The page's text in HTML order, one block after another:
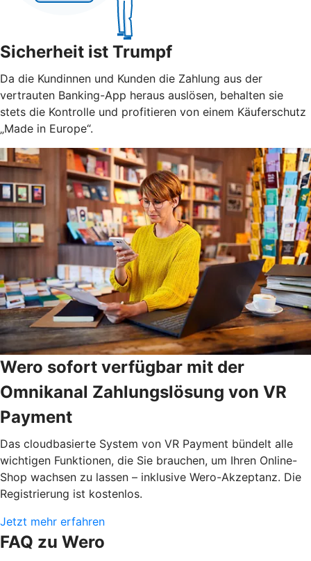
Sicherheit ist Trumpf
Da die Kundinnen und Kunden die Zahlung aus der
vertrauten Banking-App heraus auslösen, behalten sie
stets die Kontrolle und profitieren von einem Käuferschutz
„Made in Europe“.
Wero sofort verfügbar mit der
Omnikanal Zahlungslösung von VR
Payment
Das cloudbasierte System von VR Payment bündelt alle
wichtigen Funktionen, die Sie brauchen, um Ihren Online-
Shop wachsen zu lassen – inklusive Wero-Akzeptanz. Die
Registrierung ist kostenlos.
Jetzt mehr erfahren
FAQ zu Wero